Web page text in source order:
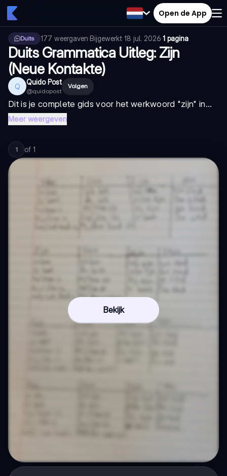
Open de App
Duits 177 weergaven·Bijgewerkt 18 jul. 2026·1 pagina
Duits Grammatica Uitleg: Zijn
(Neue Kontakte)
Q Quido Post
@quidopost
Volgen
Dit is je complete gids voor het werkwoord "zijn" in...
Meer weergeven
1 of 1
Bekijk